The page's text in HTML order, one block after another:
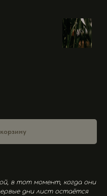
в тот момент, когда они
дни лист остаётся